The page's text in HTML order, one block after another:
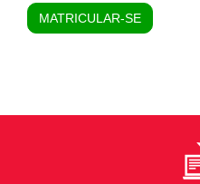
MATRICULAR-SE